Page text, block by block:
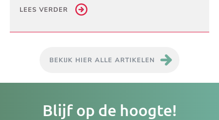
LEES VERDER
BEKIJK HIER ALLE ARTIKELEN
Blijf op de hoogte!